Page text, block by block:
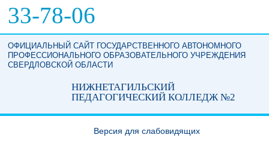
33-78-06
ОФИЦИАЛЬНЫЙ САЙТ ГОСУДАРСТВЕННОГО АВТОНОМНОГО
ПРОФЕССИОНАЛЬНОГО ОБРАЗОВАТЕЛЬНОГО УЧРЕЖДЕНИЯ
СВЕРДЛОВСКОЙ ОБЛАСТИ
НИЖНЕТАГИЛЬСКИЙ
ПЕДАГОГИЧЕСКИЙ КОЛЛЕДЖ №2
Версия для слабовидящих